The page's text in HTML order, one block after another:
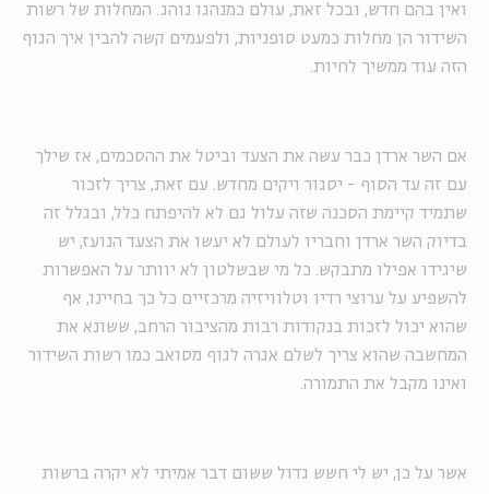
ואין בהם חדש, ובכל זאת, עולם כמנהגו נוהג. המחלות של רשות
השידור הן מחלות כמעט סופניות, ולפעמים קשה להבין איך הגוף
הזה עוד ממשיך לחיות.
אם השר ארדן כבר עשה את הצעד וביטל את ההסכמים, אז שילך
עם זה עד הסוף - יסגור ויקים מחדש. עם זאת, צריך לזכור
שתמיד קיימת הסכנה שזה עלול גם לא להיפתח כלל, ובגלל זה
בדיוק השר ארדן וחבריו לעולם לא יעשו את הצעד הנועז, יש
שיגידו אפילו מתבקש. כל מי שבשלטון לא יוותר על האפשרות
להשפיע על ערוצי רדיו וטלוויזיה מרכזיים כל כך בחיינו, אף
שהוא יכול לזכות בנקודות רבות מהציבור הרחב, ששונא את
המחשבה שהוא צריך לשלם אגרה לגוף מסואב כמו רשות השידור
ואינו מקבל את התמורה.
אשר על כן, יש לי חשש גדול ששום דבר אמיתי לא יקרה ברשות